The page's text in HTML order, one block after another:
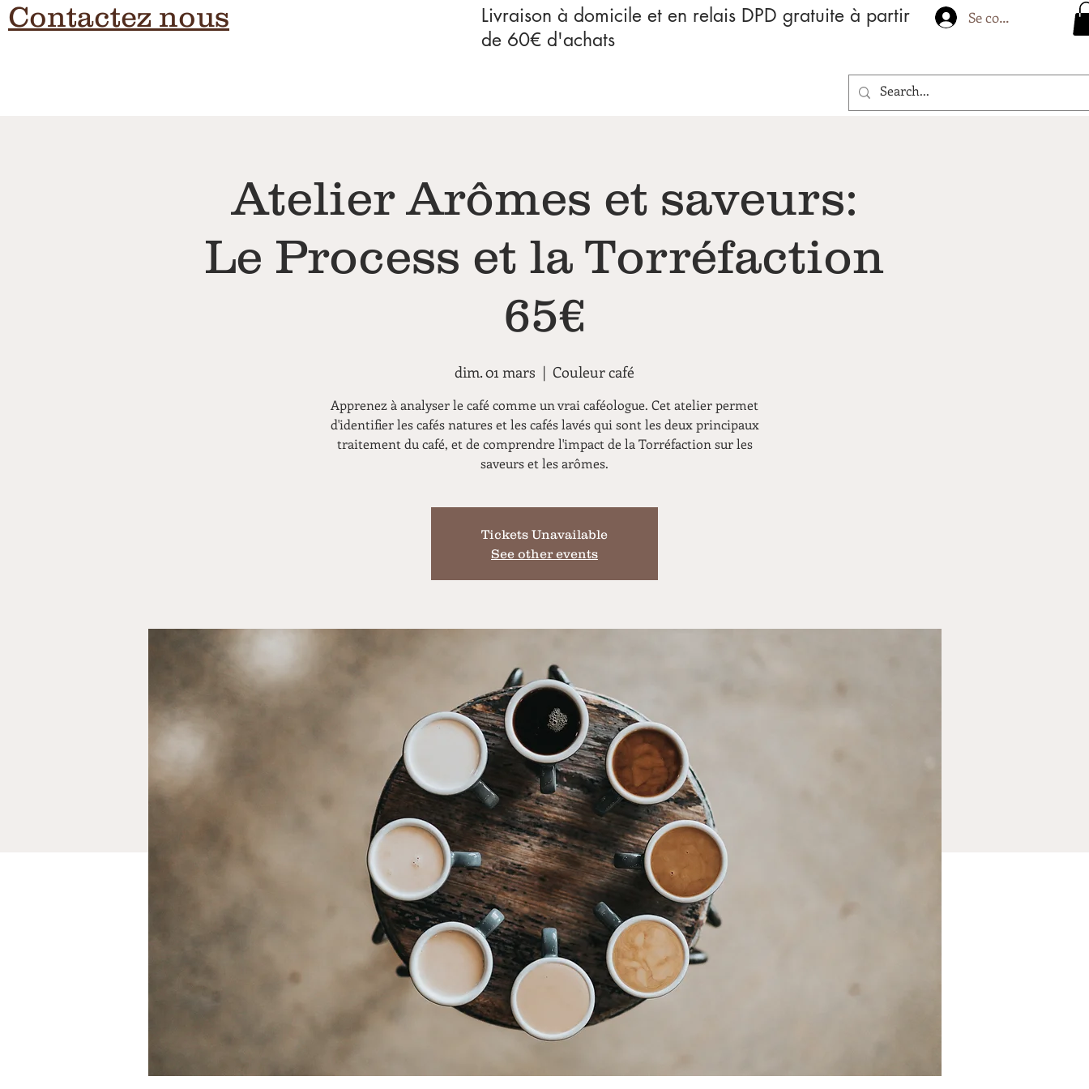
Contactez nous
Livraison à domicile et en relais DPD gratuite à partir
de 60€ d'achats
Se connecter
Atelier Arômes et saveurs:
Le Process et la Torréfaction
65€
dim. 01 mars
  |
Couleur café
Apprenez à analyser le café comme un vrai caféologue. Cet atelier permet
d'identifier les cafés natures et les cafés lavés qui sont les deux principaux
traitement du café, et de comprendre l'impact de la Torréfaction sur les
saveurs et les arômes.
Tickets Unavailable
See other events